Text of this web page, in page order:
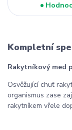
Kompletní
Rakytníkový med
Osvěžující chuť
organismus zase
rakytníkem vřele